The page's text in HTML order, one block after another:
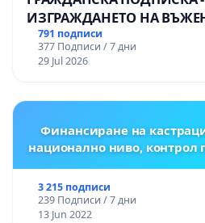
ИЗГРАЖДАНЕТО НА
НА ТЕРИТОРИЯТА НА
ЗАБЕЛЕЖИТЕЛНОСТ
ОСВОБОДИТЕЛИТЕ“
791 подписи
377 Подписи / 7 дни
29 Jul 2026
Финансиране на
национално ниво,
3 215 подписи
239 Подписи / 7 дни
13 Jun 2022